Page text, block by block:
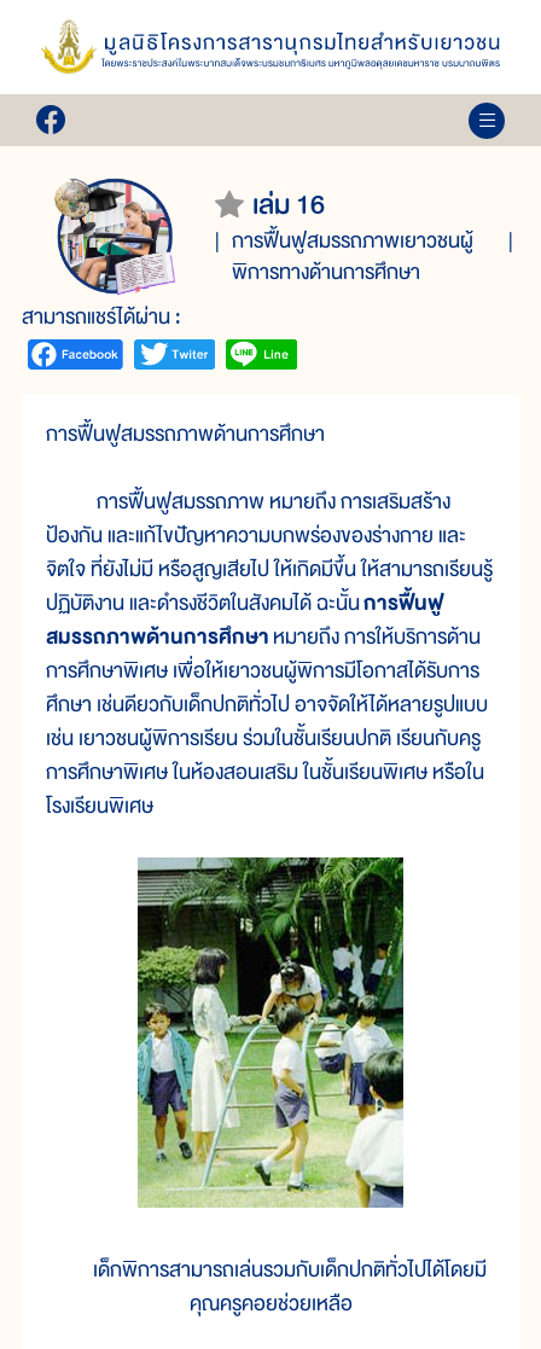
เล่ม 16
การฟื้นฟูสมรรถภาพเยาวชนผู้
พิการทางด้านการศึกษา
สามารถแชร์ได้ผ่าน :
การฟื้นฟูสมรรถภาพด้านการศึกษา
การฟื้นฟูสมรรถภาพ หมายถึง การเสริมสร้าง
ป้องกัน และแก้ไขปัญหาความบกพร่องของร่างกาย และ
จิตใจ ที่ยังไม่มี หรือสูญเสียไป ให้เกิดมีขึ้น ให้สามารถเรียนรู้
ปฏิบัติงาน และดำรงชีวิตในสังคมได้ ฉะนั้นการฟื้นฟู
สมรรถภาพด้านการศึกษาหมายถึง การให้บริการด้าน
การศึกษาพิเศษ เพื่อให้เยาวชนผู้พิการมีโอกาสได้รับการ
ศึกษา เช่นดียวกับเด็กปกติทั่วไป อาจจัดให้ได้หลายรูปแบบ
เช่น เยาวชนผู้พิการเรียน ร่วมในชั้นเรียนปกติ เรียนกับครู
การศึกษาพิเศษ ในห้องสอนเสริม ในชั้นเรียนพิเศษ หรือใน
โรงเรียนพิเศษ
เด็กพิการสามารถเล่นรวมกับเด็กปกติทั่วไปได้โดยมี
คุณครูคอยช่วยเหลือ